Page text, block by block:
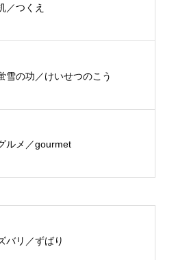
／つくえ
雪の功／けいせつのこう
ルメ／gourmet
バリ／ずばり